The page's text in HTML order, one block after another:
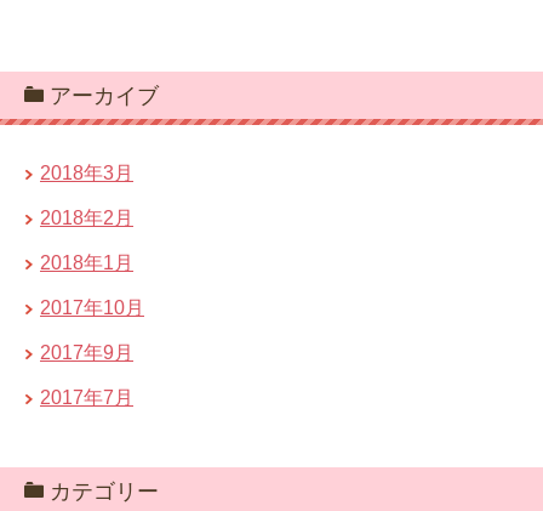
アーカイブ
2018年3月
2018年2月
2018年1月
2017年10月
2017年9月
2017年7月
カテゴリー